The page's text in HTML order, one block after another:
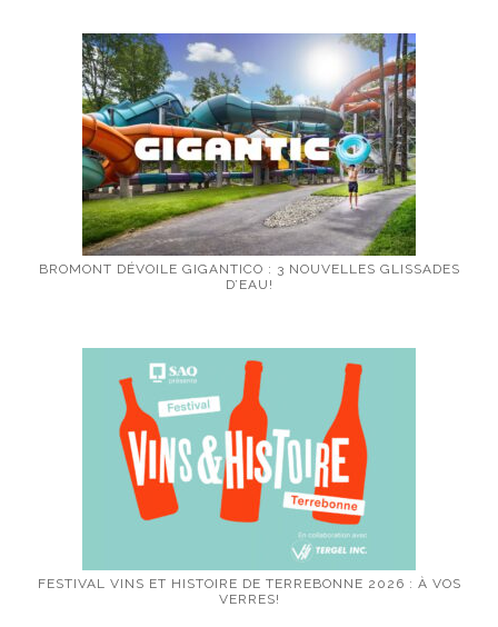
BROMONT DÉVOILE GIGANTICO : 3 NOUVELLES GLISSADES
D’EAU!
FESTIVAL VINS ET HISTOIRE DE TERREBONNE 2026 : À VOS
VERRES!